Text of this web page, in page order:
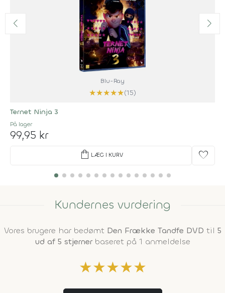
Blu-Ray
★★★★★(15)
Ternet Ninja 3
På lager
99,95 kr
shopping_bag LÆG I KURV favorite
Kundernes vurdering
Vores brugere har bedømt Den Frække Tandfe DVD til 5
ud af 5 stjernerbaseret på 1 anmeldelse
★★★★★